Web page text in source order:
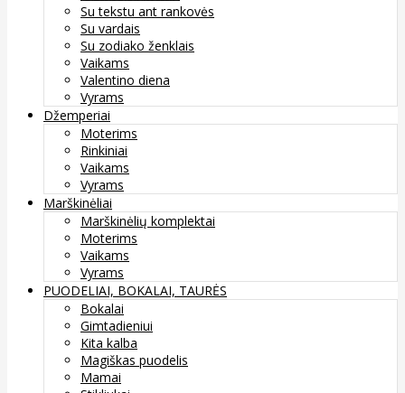
Su tekstu ant rankovės
Su vardais
Su zodiako ženklais
Vaikams
Valentino diena
Vyrams
Džemperiai
Moterims
Rinkiniai
Vaikams
Vyrams
Marškinėliai
Marškinėlių komplektai
Moterims
Vaikams
Vyrams
PUODELIAI, BOKALAI, TAURĖS
Bokalai
Gimtadieniui
Kita kalba
Magiškas puodelis
Mamai